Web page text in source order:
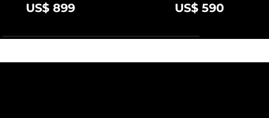
US$ 899 US$ 590